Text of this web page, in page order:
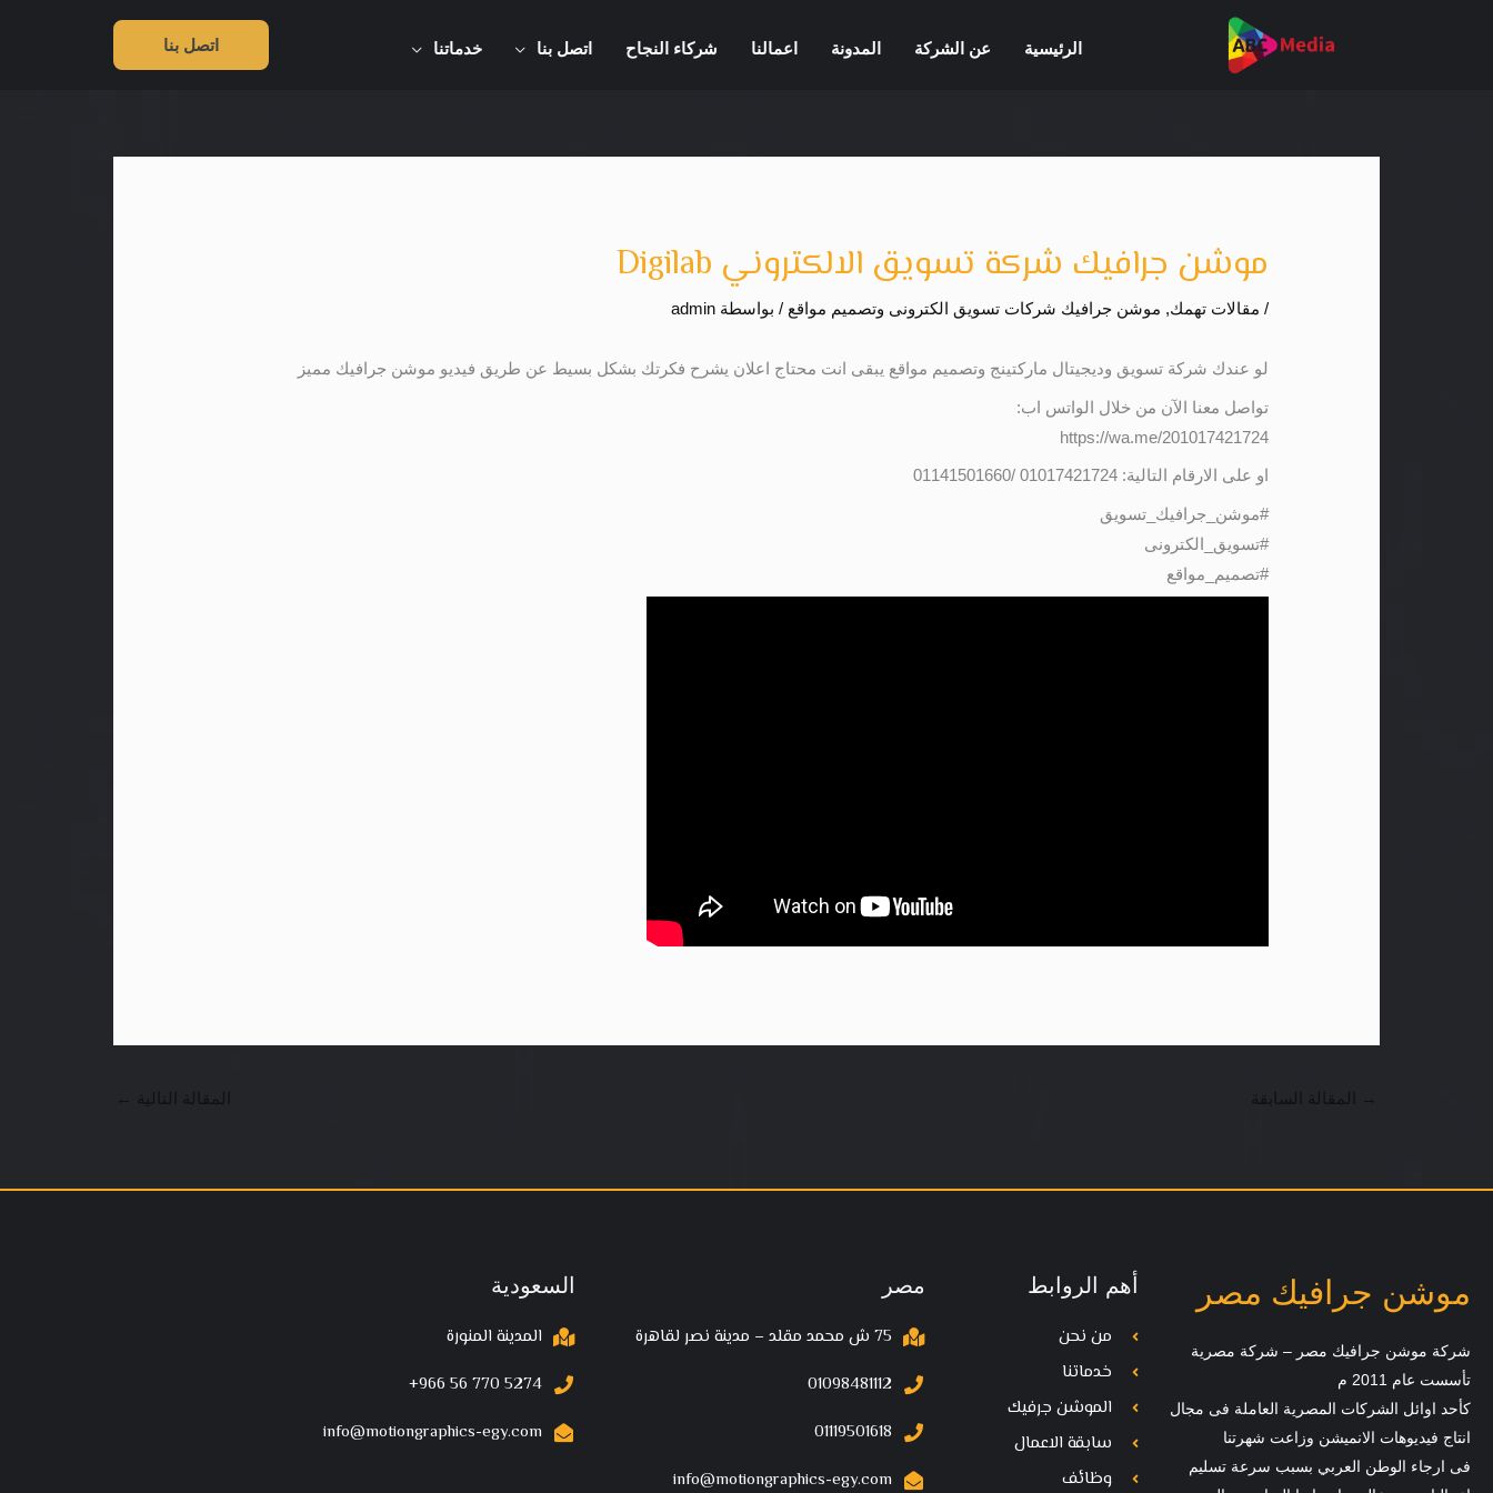
الرئيسية عن الشركة المدونة اعمالنا شركاء النجاح اتصل بنا خدماتنا اتصل بنا
موشن جرافيك شركة تسويق الالكتروني Digilab
/ مقالات تهمك, موشن جرافيك شركات تسويق الكترونى وتصميم مواقع / بواسطة admin
لو عندك شركة تسويق وديجيتال ماركتينج وتصميم مواقع يبقى انت محتاج اعلان يشرح فكرتك بشكل بسيط عن طريق فيديو موشن جرافيك مميز
تواصل معنا الآن من خلال الواتس اب:
https://wa.me/201017421724
او على الارقام التالية: 01017421724 /01141501660
#موشن_جرافيك_تسويق
#تسويق_الكترونى
#تصميم_مواقع
→ المقالة السابقة المقالة التالية ←
موشن جرافيك مصر
شركة موشن جرافيك مصر – شركة مصرية
تأسست عام 2011 م
كأحد اوائل الشركات المصرية العاملة فى مجال
انتاج فيديوهات الانميشن وزاعت شهرتنا
فى ارجاء الوطن العربي بسبب سرعة تسليم
أهم الروابط
من نحن
خدماتنا
الموشن جرفيك
سابقة الاعمال
وظائف
مصر
75 ش محمد مقلد – مدينة نصر لقاهرة
01098481112
01119501618
info@motiongraphics-egy.com
السعودية
المدينة المنورة
‪+966 56 770 5274‬
info@motiongraphics-egy.com